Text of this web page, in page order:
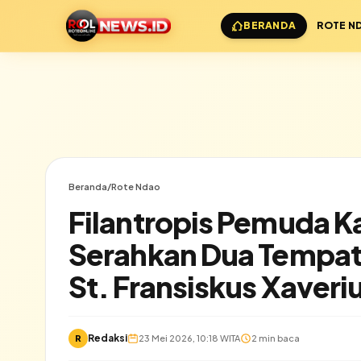
BERANDA ROTE
Beranda/Rote Ndao
Filantropis Pemuda
Serahkan Dua
St. Fransiskus
R Redaksi 23 Mei 2026, 10:18 WITA 2 min baca